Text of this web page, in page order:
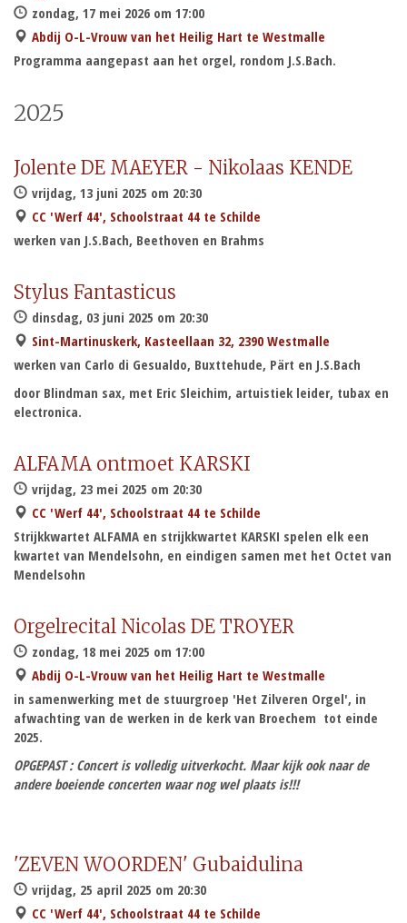
zondag, 17 mei 2026 om 17:00
Abdij O-L-Vrouw van het Heilig Hart te Westmalle
Programma aangepast aan het orgel, rondom J.S.Bach.
2025
Jolente DE MAEYER - Nikolaas KENDE
vrijdag, 13 juni 2025 om 20:30
CC 'Werf 44', Schoolstraat 44 te Schilde
werken van J.S.Bach, Beethoven en Brahms
Stylus Fantasticus
dinsdag, 03 juni 2025 om 20:30
Sint-Martinuskerk, Kasteellaan 32, 2390 Westmalle
werken van Carlo di Gesualdo, Buxttehude, Pärt en J.S.Bach
door Blindman sax, met Eric Sleichim, artuistiek leider, tubax en
electronica.
ALFAMA ontmoet KARSKI
vrijdag, 23 mei 2025 om 20:30
CC 'Werf 44', Schoolstraat 44 te Schilde
Strijkkwartet ALFAMA en strijkkwartet KARSKI spelen elk een
kwartet van Mendelsohn, en eindigen samen met het Octet van
Mendelsohn
Orgelrecital Nicolas DE TROYER
zondag, 18 mei 2025 om 17:00
Abdij O-L-Vrouw van het Heilig Hart te Westmalle
in samenwerking met de stuurgroep 'Het Zilveren Orgel', in
afwachting van de werken in de kerk van Broechem tot einde
2025.
OPGEPAST : Concert is volledig uitverkocht. Maar kijk ook naar de
andere boeiende concerten waar nog wel plaats is!!!
'ZEVEN WOORDEN' Gubaidulina
vrijdag, 25 april 2025 om 20:30
CC 'Werf 44', Schoolstraat 44 te Schilde